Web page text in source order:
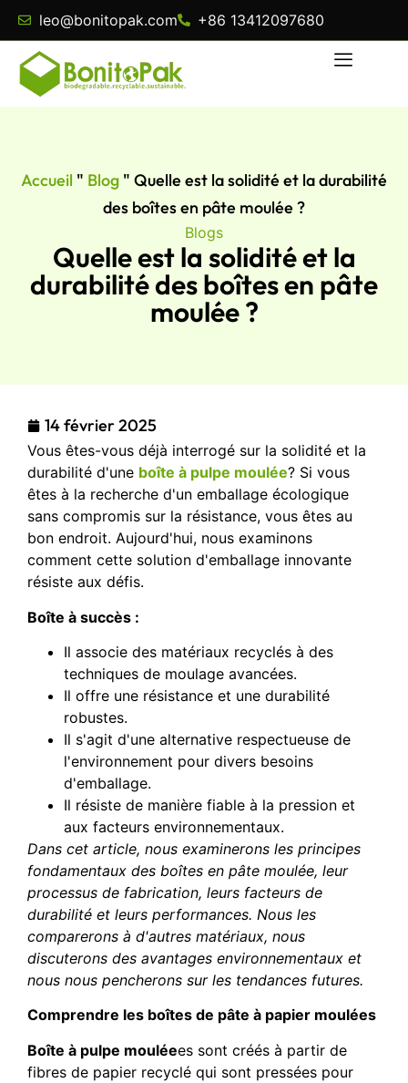
leo@bonitopak.com +86 13412097680
Accueil " Blog " Quelle est la solidité et la durabilité
des boîtes en pâte moulée ?
Blogs
Quelle est la solidité et la
durabilité des boîtes en pâte
moulée ?
14 février 2025
Vous êtes-vous déjà interrogé sur la solidité et la
durabilité d'une boîte à pulpe moulée? Si vous
êtes à la recherche d'un emballage écologique
sans compromis sur la résistance, vous êtes au
bon endroit. Aujourd'hui, nous examinons
comment cette solution d'emballage innovante
résiste aux défis.
Boîte à succès :
Il associe des matériaux recyclés à des
techniques de moulage avancées.
Il offre une résistance et une durabilité
robustes.
Il s'agit d'une alternative respectueuse de
l'environnement pour divers besoins
d'emballage.
Il résiste de manière fiable à la pression et
aux facteurs environnementaux.
Dans cet article, nous examinerons les principes
fondamentaux des boîtes en pâte moulée, leur
processus de fabrication, leurs facteurs de
durabilité et leurs performances. Nous les
comparerons à d'autres matériaux, nous
discuterons des avantages environnementaux et
nous nous pencherons sur les tendances futures.
Comprendre les boîtes de pâte à papier moulées
Boîte à pulpe mouléees sont créés à partir de
fibres de papier recyclé qui sont pressées pour